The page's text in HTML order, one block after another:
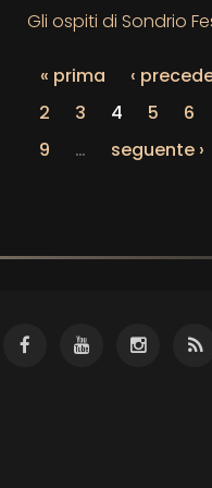
Gli ospiti di Sondrio
« prima ‹
2
3 4 5 6
9
… seguente ›